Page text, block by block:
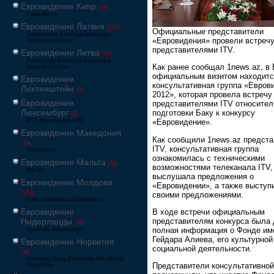
Евровидение Кипр [52]
Γιουροβίζιον
Евровидение Латвия [125]
Eirodziesma Eirovīzija Eirovīzijas
dziesmu konkurss
Евровидение Литва [65]
Eurovizijoje Eurovizija Eurovizijos
dainų konkursas
Евровидение
Лихтенштейн [6]
Евровидение
Люксембург [6]
RTL Luxembourg LSC
Евровидение Македония
[24]
Евровизија
Евровидение Мальта [51]
MESC
Евровидение Молдова
[134]
Concursul Muzical Eurovision
Евровидение
Нидерланды [26]
Eurovisie Songfestival
Евровидение Норвегия
[39]
Eurosong Sang Ryddesalg Nrk Melodi
Grand Prix
Официальные представители
«Евровидения» провели
представителями ITV.
Как ранее сообщал 1news.az, в
официальным визитом
консультативная группа
2012», которая провела встречу
представителями ITV
подготовки Баку к конкурсу
«Евровидение».
Как сообщили 1news.az
ITV, консультативная группа
ознакомилась с техническими
возможностями телеканала ITV,
выслушала предложения о
«Евровидении», а также
своими предложениями.
В ходе встречи официальным
представителям конкурса была
полная информация о Фонде
Гейдара Алиева, его
социальной деятельности.
Представители